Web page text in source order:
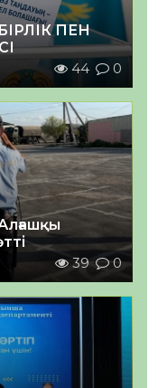
ПЕН
44 0
39 0